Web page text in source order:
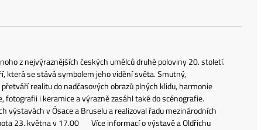
z nejvýraznějších českých umělců druhé poloviny 20. století.
která se stává symbolem jeho vidění světa. Smutný,
realitu do nadčasových obrazů plných klidu, harmonie
i keramice a výrazně zasáhl také do scénografie.
výstavách v Ósace a Bruselu a realizoval řadu mezinárodních
23. května v 17.00 Více informací o výstavě a Oldřichu